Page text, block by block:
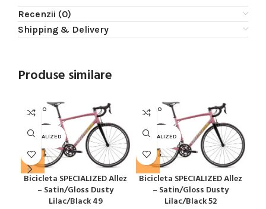
Recenzii (0)
Shipping & Delivery
Produse similare
SOLD O
UT
SPECIALIZED
Bicicleta SPECIALIZED Allez
– Satin/Gloss Dusty
Lilac/Black 49
SOLD O
UT
SPECIALIZED
Bicicleta SPECIALIZED Allez
– Satin/Gloss Dusty
Lilac/Black 52